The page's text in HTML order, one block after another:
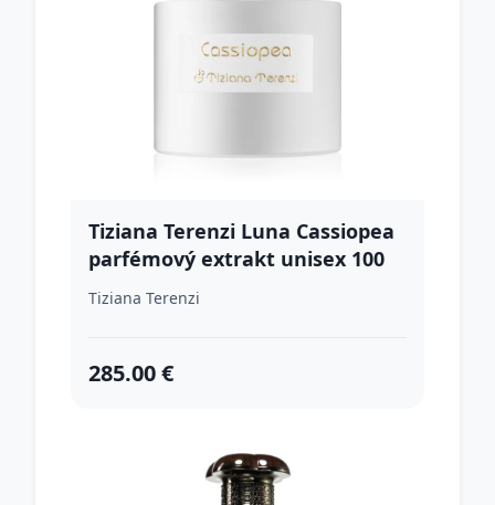
Tiziana Terenzi Luna Cassiopea
parfémový extrakt unisex 100
ml
Tiziana Terenzi
285.00 €